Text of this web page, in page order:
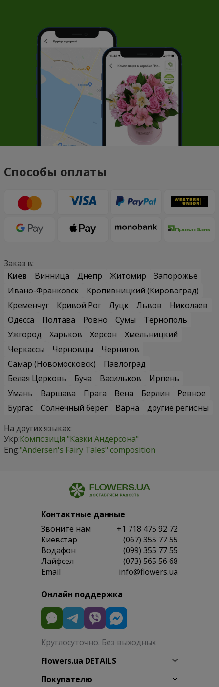
Способы оплаты
Заказ в:
Киев
Винница Днепр Житомир
Запорожье
Ивано-Франковск
Кропивницкий (Кировоград)
Кременчуг
Кривой Рог Луцк Львов
Николаев
Одесса
Полтава Ровно Сумы
Тернополь
Ужгород
Харьков Херсон
Хмельницкий
Черкассы
Черновцы
Чернигов
Самар (Новомосковск)
Павлоград
Белая Церковь
Буча Васильков
Ирпень
Умань
Варшава Прага Вена Берлин
Ревное
Бургас
Солнечный берег Варна
другие регионы
На других языках:
Укр:Композиція "Казки Андерсона"
Eng:"Andersen's Fairy Tales" composition
Контактные данные
Звоните нам
+1 718 475 92 72
Киевстар
(067) 355 77 55
Водафон
(099) 355 77 55
Лайфсел
(073) 565 56 68
Email
info@flowers.ua
Онлайн поддержка
Круглосуточно. Без выходных
Flowers.ua DETAILS
Покупателю